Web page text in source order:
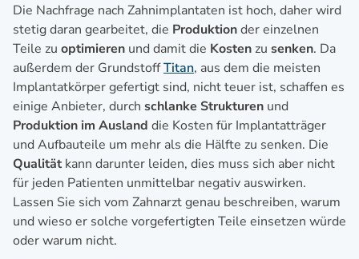
Die Nachfrage nach Zahnimplantaten ist hoch, daher wird
stetig daran gearbeitet, die Produktionder einzelnen
Teile zu optimieren und damit die Kosten zu senken. Da
außerdem der GrundstoffTitan, aus dem die meisten
Implantatkörper gefertigt sind, nicht teuer ist, schaffen es
einige Anbieter, durch schlanke Strukturen und
Produktion im Ausland die Kosten für Implantatträger
und Aufbauteile um mehr als die Hälfte zu senken. Die
Qualität kann darunter leiden, dies muss sich aber nicht
für jeden Patienten unmittelbar negativ auswirken.
Lassen Sie sich vom Zahnarzt genau beschreiben, warum
und wieso er solche vorgefertigten Teile einsetzen würde
oder warum nicht.